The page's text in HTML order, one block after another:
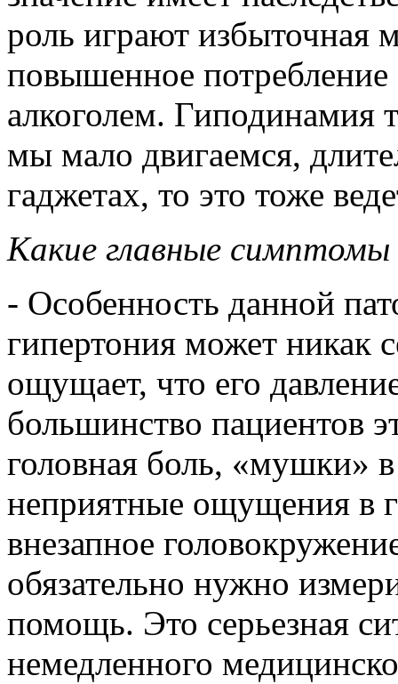
роль играют избыточная
повышенное потребление
алкоголем. Гиподинамия
мы мало двигаемся,
гаджетах, то это тоже
Какие главные
- Особенность данной
гипертония может никак
ощущает, что его
большинство пациентов
головная боль, «мушки»
неприятные ощущения в
внезапное
обязательно нужно
помощь. Это серьезная
немедленного